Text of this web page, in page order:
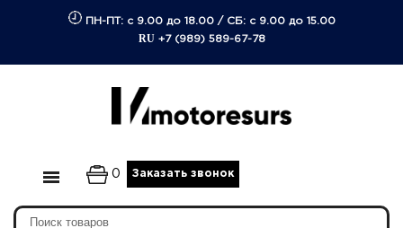
ПН-ПТ: с 9.00 до 18.00/ СБ: с 9.00 до 15.00
RU +7 (989) 589-67-78
0 Заказать звонок